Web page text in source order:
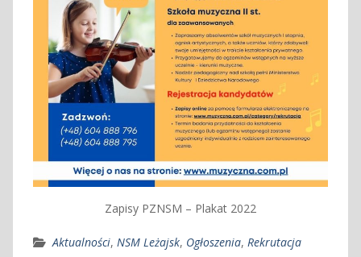
Zapisy PZNSM – Plakat 2022
Aktualności, NSM Leżajsk, Ogłoszenia, Rekrutacja